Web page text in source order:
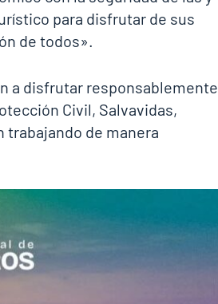
para disfrutar de sus
de todos».
a disfrutar responsablemente
Civil, Salvavidas,
trabajando de manera